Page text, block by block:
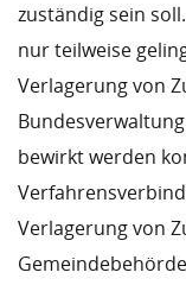
zuständig sein
nur teilweise
Verlagerung von
bewirkt werden
Verlagerung von